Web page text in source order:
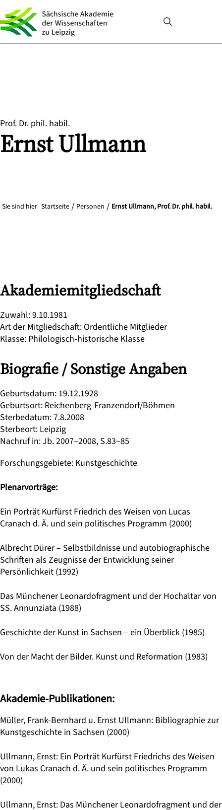
Prof. Dr. phil. habil.
ErnstUllmann
Sie sind hier Startseite Personen Ernst Ullmann, Prof. Dr. phil. habil.
Akademiemitgliedschaft
Zuwahl:9.10.1981
Art der Mitgliedschaft: Ordentliche Mitglieder
Klasse: Philologisch-historische Klasse
Biografie / Sonstige Angaben
Geburtsdatum: 19.12.1928
Geburtsort: Reichenberg-Franzendorf/Böhmen
Sterbedatum:7.8.2008
Sterbeort: Leipzig
Nachruf in:Jb. 2007–2008, S.83–85
Forschungsgebiete: Kunstgeschichte
Plenarvorträge:
Ein Porträt Kurfürst Friedrich des Weisen von Lucas
Cranach d. Ä. und sein politisches Programm (2000)
Albrecht Dürer – Selbstbildnisse und autobiographische
Schriften als Zeugnisse der Entwicklung seiner
Persönlichkeit (1992)
Das Münchener Leonardofragment und der Hochaltar von
SS. Annunziata (1988)
Geschichte der Kunst in Sachsen – ein Überblick (1985)
Von der Macht der Bilder. Kunst und Reformation (1983)
Akademie-Publikationen:
Müller, Frank-Bernhard u. Ernst Ullmann: Bibliographie zur
Kunstgeschichte in Sachsen (2000)
Ullmann, Ernst: Ein Porträt Kurfürst Friedrichs des Weisen
von Lukas Cranach d. Ä. und sein politisches Programm
(2000)
Ullmann, Ernst: Das Münchener Leonardofragment und der